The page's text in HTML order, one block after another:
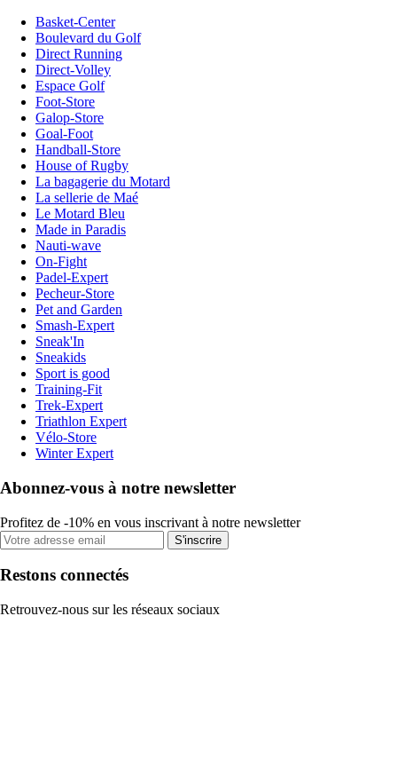
Basket-Center
Boulevard du Golf
Direct Running
Direct-Volley
Espace Golf
Foot-Store
Galop-Store
Goal-Foot
Handball-Store
House of Rugby
La bagagerie du Motard
La sellerie de Maé
Le Motard Bleu
Made in Paradis
Nauti-wave
On-Fight
Padel-Expert
Pecheur-Store
Pet and Garden
Smash-Expert
Sneak'In
Sneakids
Sport is good
Training-Fit
Trek-Expert
Triathlon Expert
Vélo-Store
Winter Expert
Abonnez-vous à notre newsletter
Profitez de -10% en vous inscrivant à notre newsletter
S'inscrire
Restons connectés
Retrouvez-nous sur les réseaux sociaux